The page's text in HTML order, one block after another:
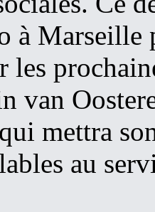
à Marseille
les
van
mettra
au